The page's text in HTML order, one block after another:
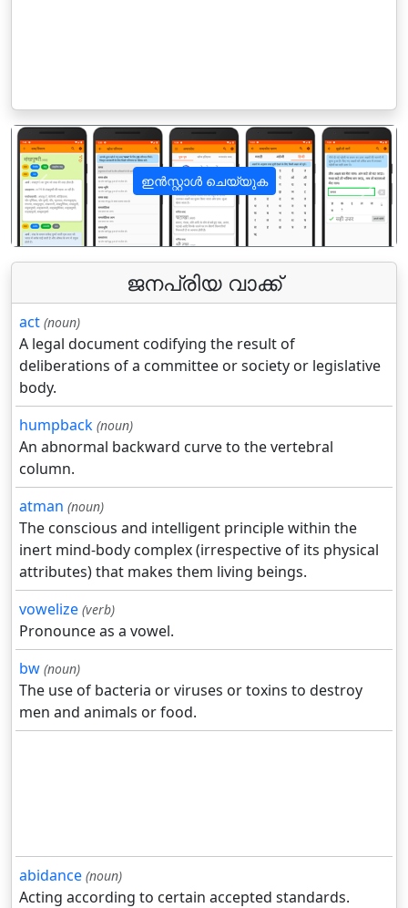
ഇൻസ്റ്റാൾ ചെയ്യുക
पिछला अगला
ജനപ്രിയ വാക്ക്
act (noun)
A legal document codifying the result of
deliberations of a committee or society or legislative
body.
humpback (noun)
An abnormal backward curve to the vertebral
column.
atman (noun)
The conscious and intelligent principle within the
inert mind-body complex (irrespective of its physical
attributes) that makes them living beings.
vowelize (verb)
Pronounce as a vowel.
bw (noun)
The use of bacteria or viruses or toxins to destroy
men and animals or food.
abidance (noun)
Acting according to certain accepted standards.